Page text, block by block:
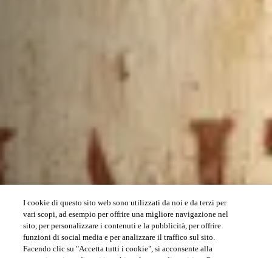
I cookie di questo sito web sono utilizzati da noi e da terzi per
vari scopi, ad esempio per offrire una migliore navigazione nel
sito, per personalizzare i contenuti e la pubblicità, per offrire
funzioni di social media e per analizzare il traffico sul sito.
Facendo clic su "Accetta tutti i cookie", si acconsente alla